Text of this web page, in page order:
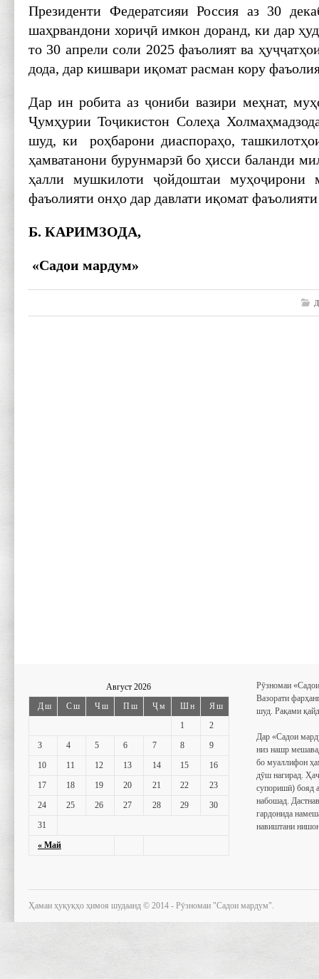
Президенти Федератсияи Россия аз 30
шаҳрвандони хориҷӣ имкон доранд, ки дар
то 30 апрели соли 2025 фаъолият ва
дода, дар кишвари иқомат расман кору
Дар ин робита аз ҷониби вазири меҳнат,
Ҷумҳурии Тоҷикистон Солеҳа
шуд, ки роҳбарони диаспораҳо,
ҳамватанони бурунмарзӣ бо ҳисси баланди
ҳалли мушкилоти ҷойдоштаи муҳоҷирони
фаъолияти онҳо дар давлати иқомат
Б. КАРИМЗОДА,
«Садои мардум»
Август 2026
Дш
Сш Чш Пш Ҷм Шн Яш
« Май
1
2
3
4 5 6 7 8
9
10
11 12 13 14 15
16
17
18 19 20 21 22
23
24
25 26 27 28 29
30
31
Рӯзномаи
Вазорати
шуд. Рақами
Дар «Садои
низ нашр
бо муаллифон
дӯш нагирад.
супоришӣ) бояд
набошад.
гардонида
навиштани
Ҳамаи ҳуқуқҳо ҳимоя шудаанд © 2014 - Рӯзномаи "Садои мардум".